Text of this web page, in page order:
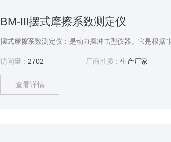
BM-III摆式摩擦系数测定仪
访问量： 2702 厂商性质： 生产厂家
查看详情